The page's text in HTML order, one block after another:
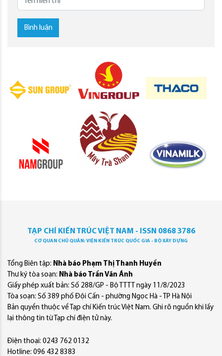
Bình luận
TẠP CHÍ KIẾN TRÚC VIỆT NAM - ISSN 0868 3786
CƠ QUAN CHỦ QUẢN: VIỆN KIẾN TRÚC QUỐC GIA - BỘ XÂY DỰNG
Tổng Biên tập: Nhà báo Phạm Thị Thanh Huyền
Thư ký tòa soạn: Nhà báo Trần Văn Ánh
Giấy phép xuất bản: Số 288/GP - Bộ TTTT ngày 11/8/2023
Tòa soạn: Số 389 phố Đội Cấn - phường Ngọc Hà - TP Hà Nội
Bản quyền thuộc về Tạp chí Kiến trúc Việt Nam. Ghi rõ nguồn khi lấy
lại thông tin từ Tạp chí điện tử này.
Điện thoại: 0243 762 0132
Hotline: 096 432 8383